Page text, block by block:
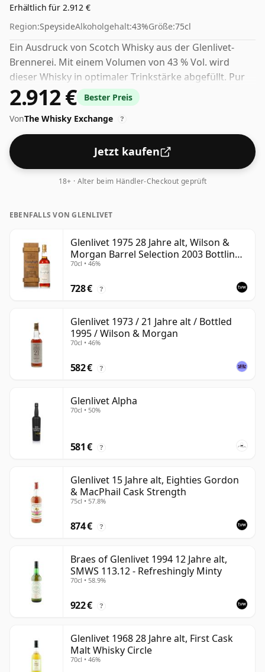
Erhältlich für 2.912 €
Region:SpeysideAlkoholgehalt:43%Größe:75cl
Ein Ausdruck von Scotch Whisky aus der Glenlivet-
Brennerei. Mit einem Volumen von 43 % Vol. wird
dieser Whisky in optimaler Trinkstärke abgefüllt. Pur
oder mit einem Tropfen Wasser genießen.
2.912 €
Bester Preis
VonThe Whisky Exchange ?
Jetzt kaufen
18+ · Alter beim Händler-Checkout geprüft
EBENFALLS VON GLENLIVET
Glenlivet 1975 28 Jahre alt, Wilson &
Morgan Barrel Selection 2003 Bottling
with Wooden Box
70cl • 46%
728 € ?
Glenlivet 1973 / 21 Jahre alt / Bottled
1995 / Wilson & Morgan
70cl • 46%
582 € ?
Glenlivet Alpha
70cl • 50%
581 € ?
Glenlivet 15 Jahre alt, Eighties Gordon
& MacPhail Cask Strength
75cl • 57.8%
874 € ?
Braes of Glenlivet 1994 12 Jahre alt,
SMWS 113.12 - Refreshingly Minty
70cl • 58.9%
922 € ?
Glenlivet 1968 28 Jahre alt, First Cask
Malt Whisky Circle
70cl • 46%